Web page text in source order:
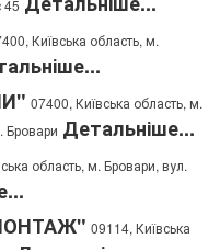
45
Київська область, м.
07400, Київська область, м.
Бровари Детальніше...
область, м. Бровари, вул.
09114, Київська